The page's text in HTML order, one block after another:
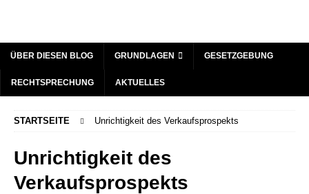
ÜBER DIESEN BLOG GRUNDLAGEN GESETZGEBUNG
RECHTSPRECHUNG AKTUELLES
STARTSEITE Unrichtigkeit des Verkaufsprospekts
Unrichtigkeit des
Verkaufsprospekts